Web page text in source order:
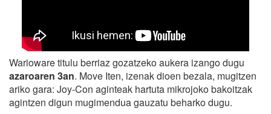
Warioware titulu berriaz gozatzeko aukera izango dugu
azaroaren 3an. Move Iten, izenak dioen bezala, mugitzen
ariko gara: Joy-Con aginteak hartuta mikrojoko bakoitzak
agintzen digun mugimendua gauzatu beharko dugu.